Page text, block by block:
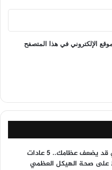
الإلكتروني في هذا المتصفح
روتينك اليومي قد يضعف عظامك.. 5 عادات
على صحة الهيكل العظمي